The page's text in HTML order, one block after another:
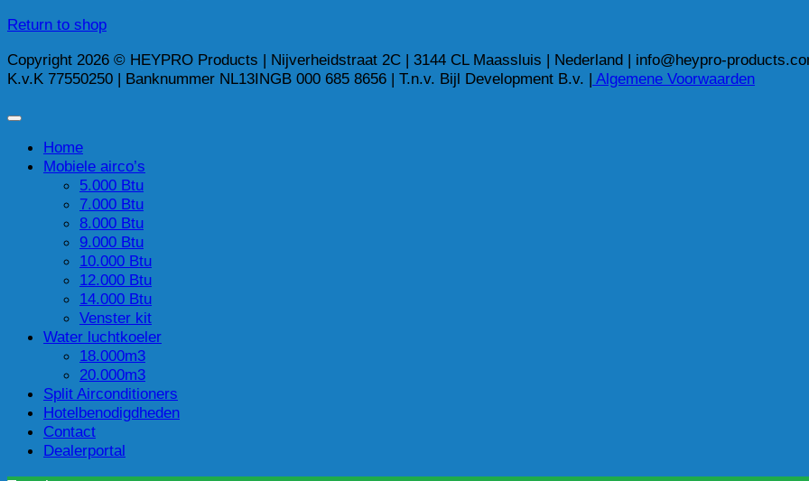
Return to shop
Copyright 2026 © HEYPRO Products | Nijverheidstraat 2C | 3144 CL Maassluis | Nederland | info@heypro-
K.v.K 77550250 | Banknummer NL13INGB 000 685 8656 | T.n.v. Bijl Development B.v. | Algemene Voorwaarden
Home
Mobiele airco’s
5.000 Btu
7.000 Btu
8.000 Btu
9.000 Btu
10.000 Btu
12.000 Btu
14.000 Btu
Venster kit
Water luchtkoeler
18.000m3
20.000m3
Split Airconditioners
Hotelbenodigdheden
Contact
Dealerportal